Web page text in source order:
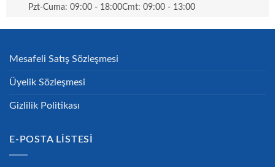
Pzt-Cuma: 09:00 - 18:00Cmt: 09:00 - 13:00
Mesafeli Satış Sözleşmesi
Üyelik Sözleşmesi
Gizlilik Politikası
E-POSTA LISTESI